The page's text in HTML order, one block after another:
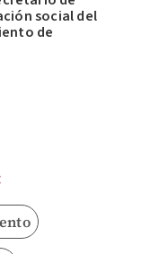
social del
de